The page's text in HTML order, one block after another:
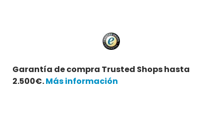
Garantía de compra Trusted Shops hasta
2.500€.Más información